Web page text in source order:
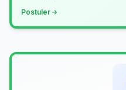
Postuler